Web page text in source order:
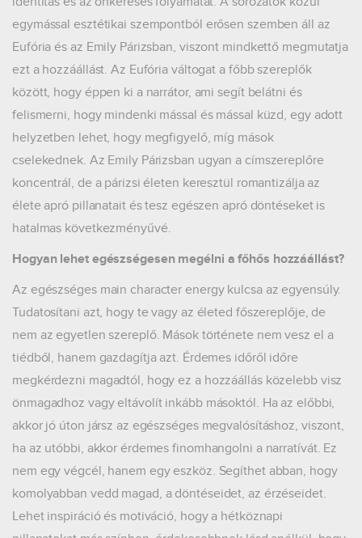
egymással esztétikai szempontból erősen szemben áll az
Eufória és az Emily Párizsban, viszont mindkettő megmutatja
ezt a hozzáállást. Az Eufória váltogat a főbb szereplők
között, hogy éppen ki a narrátor, ami segít belátni és
felismerni, hogy mindenki mással és mással küzd, egy adott
helyzetben lehet, hogy megfigyelő, míg mások
cselekednek. Az Emily Párizsban ugyan a címszereplőre
koncentrál, de a párizsi életen keresztül romantizálja az
élete apró pillanatait és tesz egészen apró döntéseket is
hatalmas következményűvé.
Hogyan lehet egészségesen megélni a főhős hozzáállást?
Az egészséges main character energy kulcsa az egyensúly.
Tudatosítani azt, hogy te vagy az életed főszereplője, de
nem az egyetlen szereplő. Mások története nem vesz el a
tiédből, hanem gazdagítja azt. Érdemes időről időre
megkérdezni magadtól, hogy ez a hozzáállás közelebb visz
önmagadhoz vagy eltávolít inkább másoktól. Ha az előbbi,
akkor jó úton jársz az egészséges megvalósításhoz, viszont,
ha az utóbbi, akkor érdemes finomhangolni a narratívát. Ez
nem egy végcél, hanem egy eszköz. Segíthet abban, hogy
komolyabban vedd magad, a döntéseidet, az érzéseidet.
Lehet inspiráció és motiváció, hogy a hétköznapi